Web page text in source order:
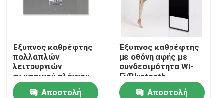
Γύρος εργοστασίων
Ποιοτικός έλεγχος
Έξυπνος καθρέφτης
πολλαπλών
λειτουργιών
φωνητικού ελέγχου
178 μοιρών
Αποστολή
Έξυπνος καθρέφτης
με οθόνη αφής με
συνδεσιμότητα Wi-
Fi/Bluetooth
Αποστολή